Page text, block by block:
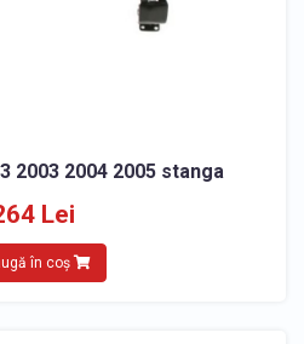
2003 2004 2005 stanga
Lei
în coș